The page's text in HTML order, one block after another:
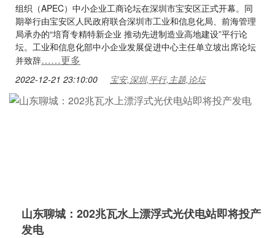
组织（APEC）中小企业工商论坛在深圳市宝安区正式开幕。同
期举行由宝安区人民政府联合深圳市工业和信息化局、前海管理
局承办的“培育专精特新企业 推动先进制造业高地建设”平行论
坛。工业和信息化部中小企业发展促进中心主任单立坡出席论坛
并致辞……更多
2022-12-21 23:10:00 宝安,深圳,平行,主题,论坛
山东聊城：202兆瓦水上漂浮式光伏电站即将投产
发电